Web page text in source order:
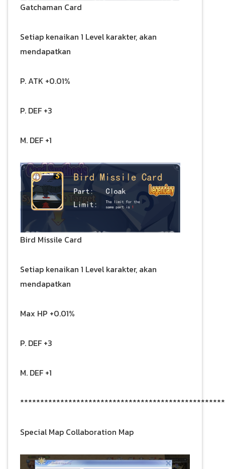
Gatchaman Card
Setiap kenaikan 1 Level karakter, akan
mendapatkan
P. ATK +0.01%
P. DEF +3
M. DEF +1
Bird Missile Card
Setiap kenaikan 1 Level karakter, akan
mendapatkan
Max HP +0.01%
P. DEF +3
M. DEF +1
Special Map Collaboration Map